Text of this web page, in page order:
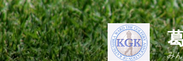
コ
ン
テ
ン
ツ
み